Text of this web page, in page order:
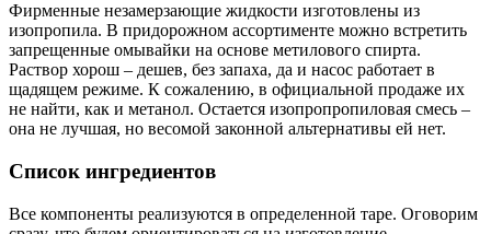
Фирменные незамерзающие жидкости изготовлены из
изопропила. В придорожном ассортименте можно встретить
запрещенные омывайки на основе метилового спирта.
Раствор хорош – дешев, без запаха, да и насос работает в
щадящем режиме. К сожалению, в официальной продаже их
не найти, как и метанол. Остается изопропропиловая смесь –
она не лучшая, но весомой законной альтернативы ей нет.
Список ингредиентов
Все компоненты реализуются в определенной таре. Оговорим